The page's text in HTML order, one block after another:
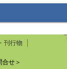
刊行物
せ＞